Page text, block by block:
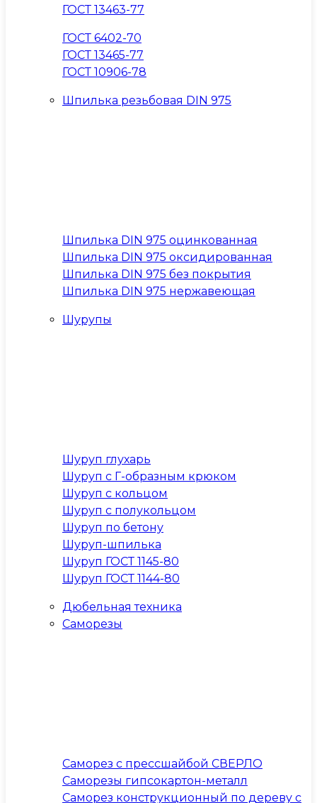
ГОСТ 13463-77
ГОСТ 6402-70
ГОСТ 13465-77
ГОСТ 10906-78
Шпилька резьбовая DIN 975
Шпилька DIN 975 оцинкованная
Шпилька DIN 975 оксидированная
Шпилька DIN 975 без покрытия
Шпилька DIN 975 нержавеющая
Шурупы
Шуруп глухарь
Шуруп с Г-образным крюком
Шуруп с кольцом
Шуруп с полукольцом
Шуруп по бетону
Шуруп-шпилька
Шуруп ГОСТ 1145-80
Шуруп ГОСТ 1144-80
Дюбельная техника
Саморезы
Саморез с прессшайбой СВЕРЛО
Саморезы гипсокартон-металл
Саморез конструкционный по дереву с